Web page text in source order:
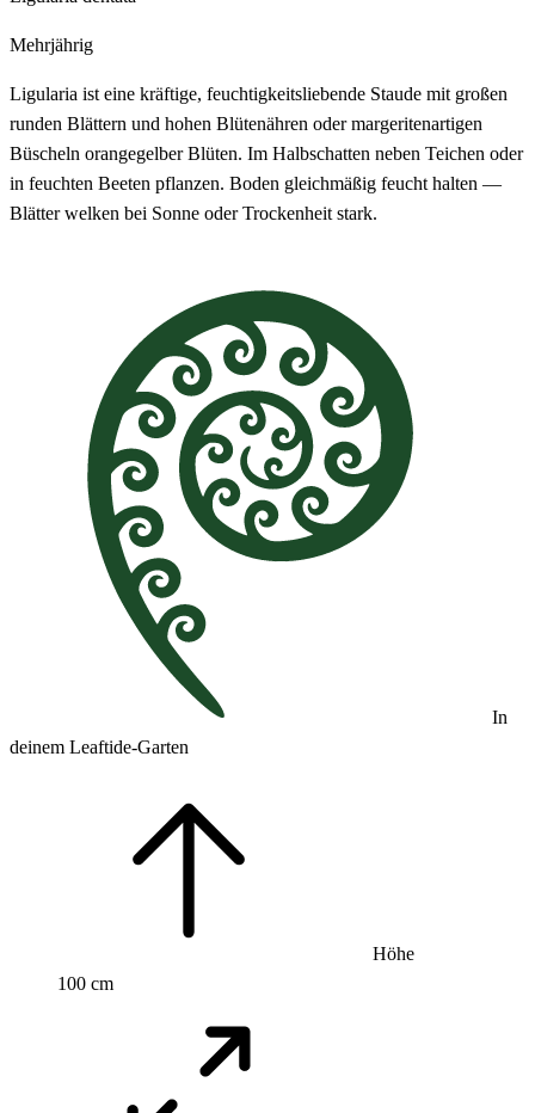
Mehrjährig
Ligularia ist eine kräftige, feuchtigkeitsliebende Staude mit großen
runden Blättern und hohen Blütenähren oder margeritenartigen
Büscheln orangegelber Blüten. Im Halbschatten neben Teichen oder
in feuchten Beeten pflanzen. Boden gleichmäßig feucht halten —
Blätter welken bei Sonne oder Trockenheit stark.
In
deinem Leaftide-Garten
Höhe
100 cm